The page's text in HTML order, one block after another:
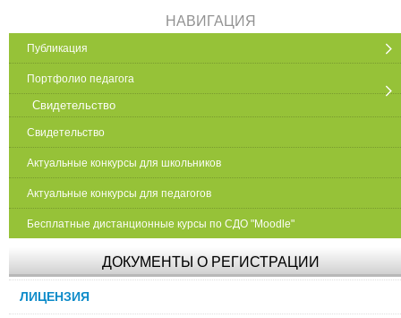
НАВИГАЦИЯ
Публикация
Портфолио педагога
Свидетельство
Свидетельство
Актуальные конкурсы для школьников
Актуальные конкурсы для педагогов
Бесплатные дистанционные курсы по СДО "Moodle"
ДОКУМЕНТЫ О РЕГИСТРАЦИИ
ЛИЦЕНЗИЯ